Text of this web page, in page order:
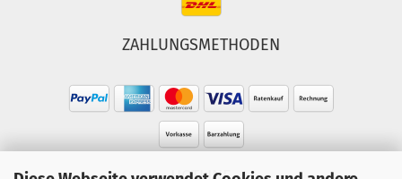
ZAHLUNGSMETHODEN